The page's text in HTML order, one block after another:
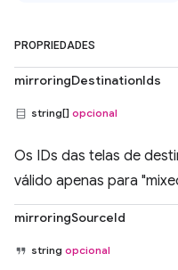
PROPRIEDADES
mirroringDestinationIds
string[] opcional
Os IDs das telas de
válido apenas para
mirroringSourceId
string opcional